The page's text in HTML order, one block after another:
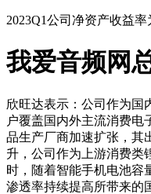
2023Q1公司净资产收益率
我爱音频网
欣旺达表示：公司作为国
户覆盖国内外主流消费电
品生产厂商加速扩张，其
升，公司作为上游消费类
时，随着智能手机电池容
渗透率持续提高所带来的